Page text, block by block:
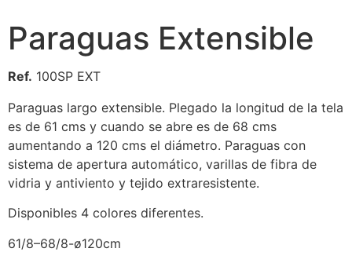
Paraguas Extensible
Ref. 100SP EXT
Paraguas largo extensible. Plegado la longitud de la tela
es de 61 cms y cuando se abre es de 68 cms
aumentando a 120 cms el diámetro. Paraguas con
sistema de apertura automático, varillas de fibra de
vidria y antiviento y tejido extraresistente.
Disponibles 4 colores diferentes.
61/8–68/8-ø120cm